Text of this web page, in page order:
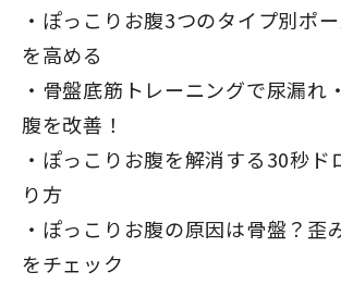
ぽっこりお腹3つのタイプ別ポ
を高める
骨盤底筋トレーニングで尿漏れ
腹を改善！
ぽっこりお腹を解消する30秒ド
り方
ぽっこりお腹の原因は骨盤？歪
をチェック